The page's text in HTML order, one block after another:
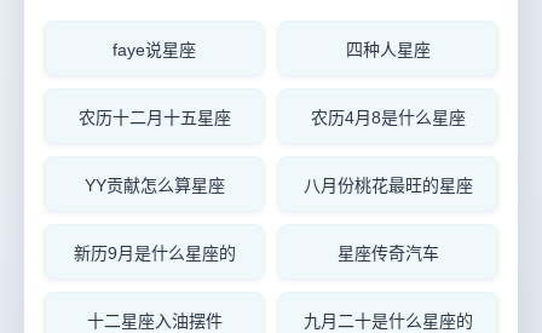
faye说星座 四种人星座
农历十二月十五星座 农历4月8是什么星座
YY贡献怎么算星座 八月份桃花最旺的星座
新历9月是什么星座的 星座传奇汽车
十二星座入油摆件 九月二十是什么星座的